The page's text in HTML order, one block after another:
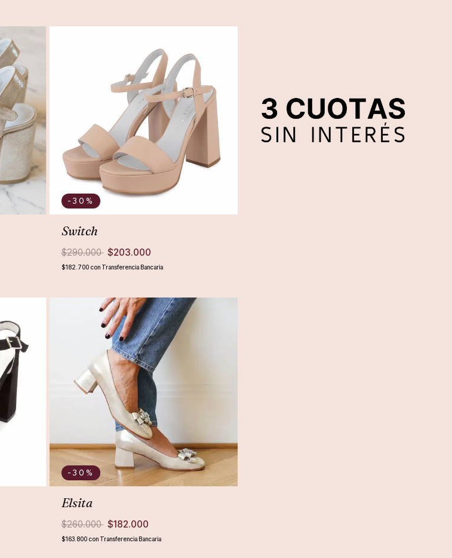
-30%
Switch
$290.000 $203.000
$182.700 con Transferencia Bancaria
-30%
Elsita
$260.000 $182.000
$163.800 con Transferencia Bancaria